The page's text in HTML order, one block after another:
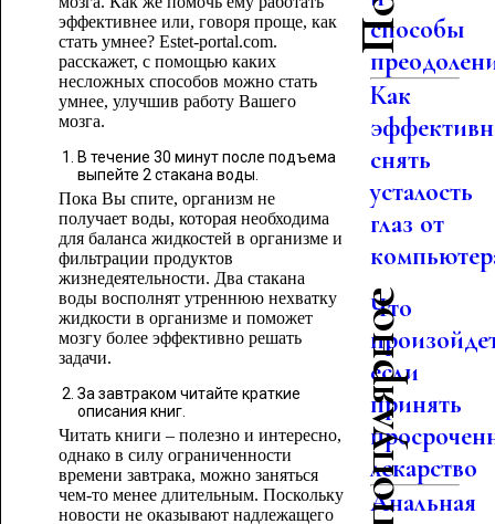
эффективнее или, говоря проще, как
стать умнее? Estet-portal.com.
расскажет, с помощью каких
несложных способов можно стать
умнее, улучшив работу Вашего
мозга.
В течение 30 минут после подъема
выпейте 2 стакана воды.
Пока Вы спите, организм не
получает воды, которая необходима
для баланса жидкостей в организме и
фильтрации продуктов
жизнедеятельности. Два стакана
воды восполнят утреннюю нехватку
жидкости в организме и поможет
мозгу более эффективно решать
задачи.
За завтраком читайте краткие
описания книг.
Читать книги – полезно и интересно,
однако в силу ограниченности
времени завтрака, можно заняться
чем-то менее длительным. Поскольку
новости не оказывают надлежащего
способы
Как
снять
усталость
глаз от
Что
если
принять
лекарство
Анальная